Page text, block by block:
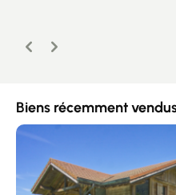
Précédent
Suivant
Biens récemment